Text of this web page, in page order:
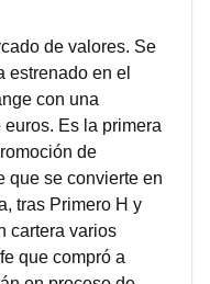
de valores. Se
estrenado en el
con una
Es la primera
de
que se convierte en
tras Primero H y
cartera varios
que compró a